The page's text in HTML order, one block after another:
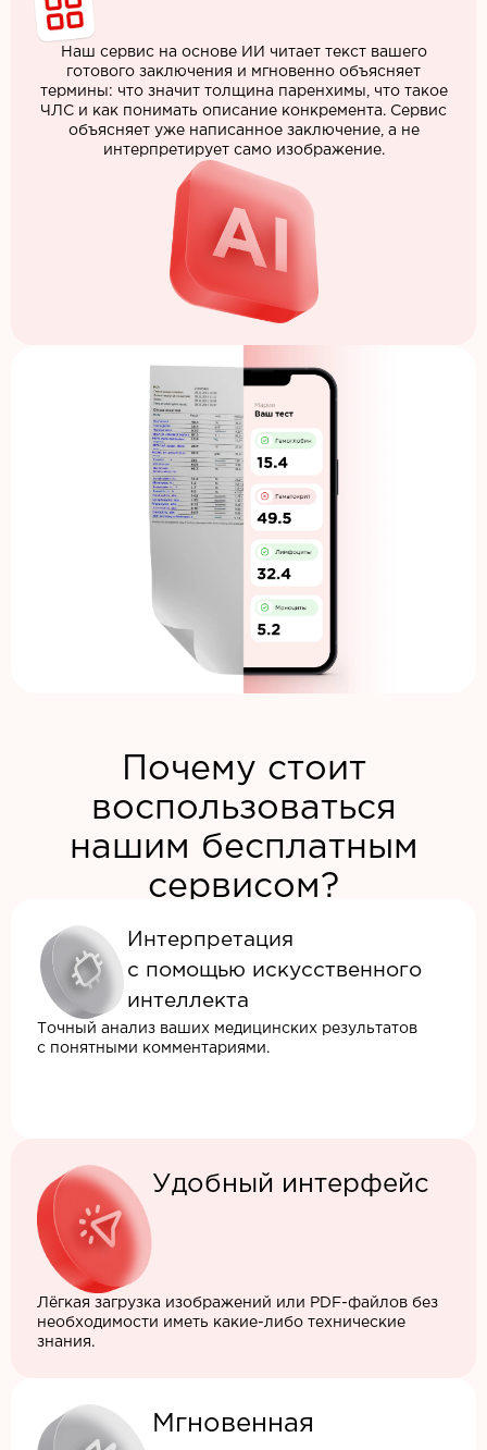
Наш сервис на основе ИИ читает текст вашего
готового заключения и мгновенно объясняет
термины: что значит толщина паренхимы, что такое
ЧЛС и как понимать описание конкремента. Сервис
объясняет уже написанное заключение, а не
интерпретирует само изображение.
Почему стоит
воспользоваться
нашим бесплатным
сервисом?
Интерпретация
с помощью искусственного
интеллекта
Точный анализ ваших медицинских результатов
с понятными комментариями.
Удобный интерфейс
Лёгкая загрузка изображений или PDF-файлов без
необходимости иметь какие-либо технические
знания.
Мгновенная